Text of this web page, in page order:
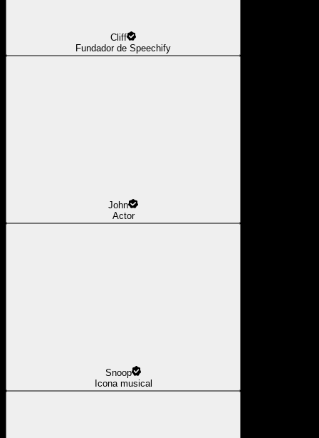
Cliff
Fundador de Speechify
John
Actor
Snoop
Icona musical